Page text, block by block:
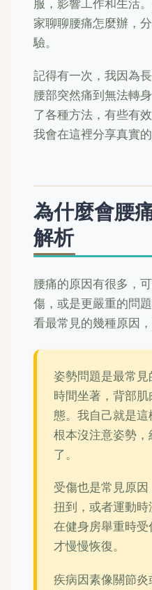
家聊聊腰痛怎麼辦，
驗。
記得有一次，我因為
腰部突然痛到無法轉
了各種方法，有些有
我會在這裡分享真實
為什麼會腰
解析
腰痛的原因有很多，
傷，或是更嚴重的問
看最常見的幾種原因
姿勢問題是最常
時間坐著，背部
態。我自己就是這
根本沒注意姿勢
了。
受傷也是常見原
扭到，或者運動
在健身房舉重時受
才慢慢恢復。
疾病因素像關節